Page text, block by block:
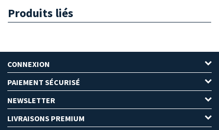
Produits liés
CONNEXION
PAIEMENT SÉCURISÉ
NEWSLETTER
LIVRAISONS PREMIUM